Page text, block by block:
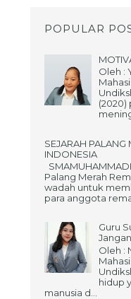
POPULAR
Oleh :
(2020)
SEJARAH PALANG
INDONESIA
Palang Merah
wadah untuk
para anggota
Guru
Oleh :
hidup
manusia d...